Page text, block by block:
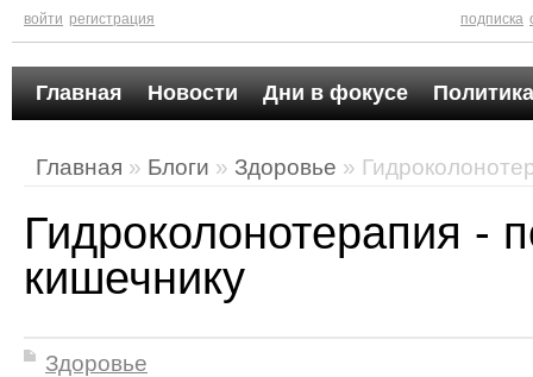
войти регистрация подписка
Главная Новости Дни в фокусе
Главная » Блоги » Здоровье »
Гидроколонотерапия -
кишечнику
Здоровье